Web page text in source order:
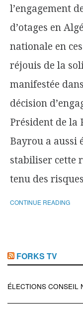
l’engagement
d’otages en
nationale en
réjouis de la
manifestée
décision
Président de la
Bayrou a aussi
stabiliser cette
tenu des
CONTINUE READING
FORKS TV
ÉLECTIONS CONSEIL